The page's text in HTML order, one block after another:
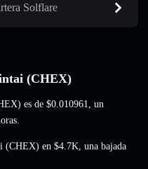
Solflare
(CHEX)
es de $0.010961, un
(CHEX) en $4.7K, una bajada